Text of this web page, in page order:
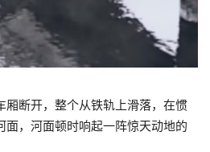
厢断开，整个从铁轨上滑落，在惯
面，河面顿时响起一阵惊天动地的